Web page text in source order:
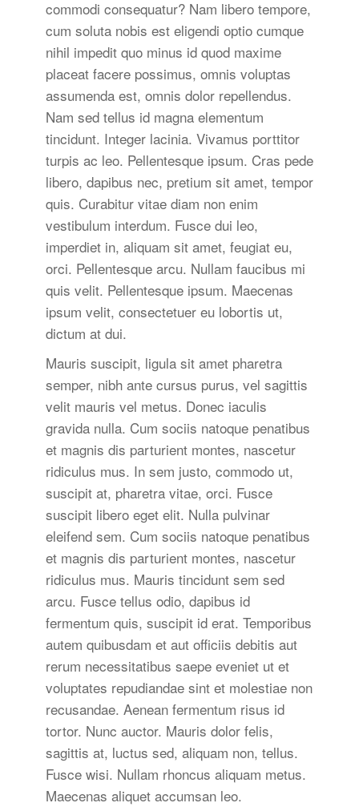
commodi consequatur? Nam libero tempore,
cum soluta nobis est eligendi optio cumque
nihil impedit quo minus id quod maxime
placeat facere possimus, omnis voluptas
assumenda est, omnis dolor repellendus.
Nam sed tellus id magna elementum
tincidunt. Integer lacinia. Vivamus porttitor
turpis ac leo. Pellentesque ipsum. Cras pede
libero, dapibus nec, pretium sit amet, tempor
quis. Curabitur vitae diam non enim
vestibulum interdum. Fusce dui leo,
imperdiet in, aliquam sit amet, feugiat eu,
orci. Pellentesque arcu. Nullam faucibus mi
quis velit. Pellentesque ipsum. Maecenas
ipsum velit, consectetuer eu lobortis ut,
dictum at dui.
Mauris suscipit, ligula sit amet pharetra
semper, nibh ante cursus purus, vel sagittis
velit mauris vel metus. Donec iaculis
gravida nulla. Cum sociis natoque penatibus
et magnis dis parturient montes, nascetur
ridiculus mus. In sem justo, commodo ut,
suscipit at, pharetra vitae, orci. Fusce
suscipit libero eget elit. Nulla pulvinar
eleifend sem. Cum sociis natoque penatibus
et magnis dis parturient montes, nascetur
ridiculus mus. Mauris tincidunt sem sed
arcu. Fusce tellus odio, dapibus id
fermentum quis, suscipit id erat. Temporibus
autem quibusdam et aut officiis debitis aut
rerum necessitatibus saepe eveniet ut et
voluptates repudiandae sint et molestiae non
recusandae. Aenean fermentum risus id
tortor. Nunc auctor. Mauris dolor felis,
sagittis at, luctus sed, aliquam non, tellus.
Fusce wisi. Nullam rhoncus aliquam metus.
Maecenas aliquet accumsan leo.